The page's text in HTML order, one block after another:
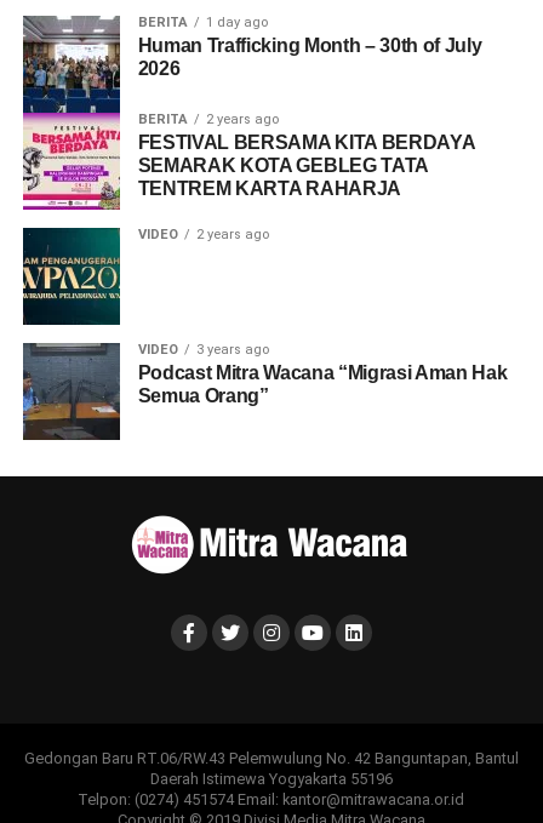
BERITA 1 day ago
Human Trafficking Month – 30th of July
2026
BERITA 2 years ago
FESTIVAL BERSAMA KITA BERDAYA
SEMARAK KOTA GEBLEG TATA
TENTREM KARTA RAHARJA
VIDEO 2 years ago
VIDEO 3 years ago
Podcast Mitra Wacana “Migrasi Aman Hak
Semua Orang”
Gedongan Baru RT.06/RW.43 Pelemwulung No. 42 Banguntapan, Bantul
Daerah Istimewa Yogyakarta 55196
Telpon: (0274) 451574 Email: kantor@mitrawacana.or.id